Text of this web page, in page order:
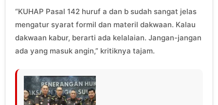
“KUHAP Pasal 142 huruf a dan b sudah sangat jelas
mengatur syarat formil dan materil dakwaan. Kalau
dakwaan kabur, berarti ada kelalaian. Jangan-jangan
ada yang masuk angin,” kritiknya tajam.